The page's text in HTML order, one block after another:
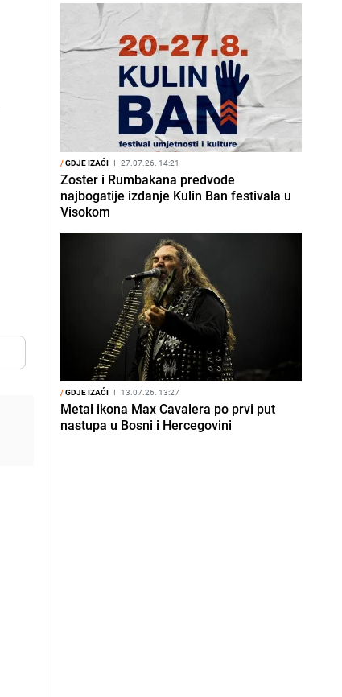
/GDJE IZAĆI I 27.07.26. 14:21
Zoster i Rumbakana predvode
najbogatije izdanje Kulin Ban festivala u
Visokom
/GDJE IZAĆI I 13.07.26. 13:27
Metal ikona Max Cavalera po prvi put
nastupa u Bosni i Hercegovini